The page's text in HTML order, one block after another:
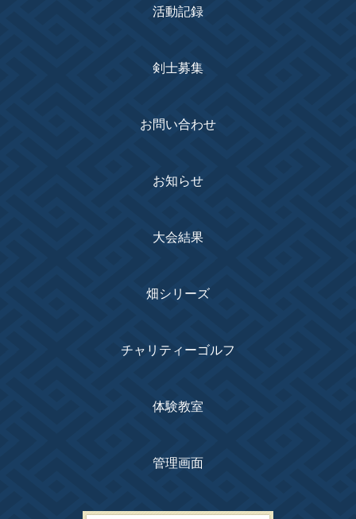
活動記録
剣士募集
お問い合わせ
お知らせ
大会結果
畑シリーズ
チャリティーゴルフ
体験教室
管理画面